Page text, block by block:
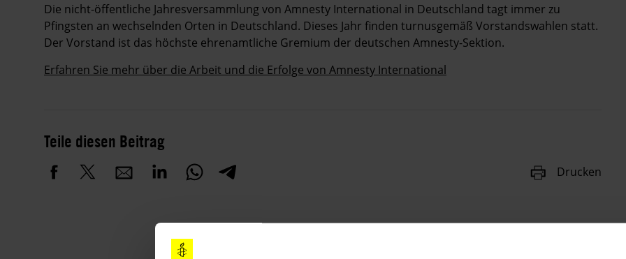
Die nicht-öffentliche Jahresversammlung von Amnesty International in Deutschland tagt immer zu
Pfingsten an wechselnden Orten in Deutschland. Dieses Jahr finden turnusgemäß Vorstandswahlen statt.
Der Vorstand ist das höchste ehrenamtliche Gremium der deutschen Amnesty-Sektion.
Erfahren Sie mehr über die Arbeit und die Erfolge von Amnesty International
Teile diesen Beitrag
Drucken